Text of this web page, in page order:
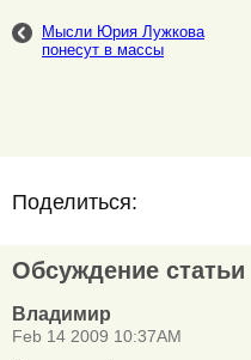
Мысли Юрия Лужкова
понесут в массы
Поделиться:
Обсуждение статьи
Владимир
Feb 14 2009 10:37AM